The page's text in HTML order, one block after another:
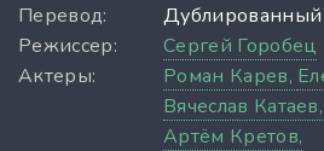
Перевод:
Дублированный
Режиссер:
Сергей Горобец
Актеры:
Роман Карев,
Вячеслав Катаев,
Артём Кретов,